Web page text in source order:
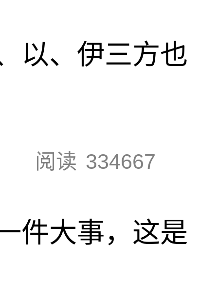
以、伊三方也
阅读 334667
件大事，这是